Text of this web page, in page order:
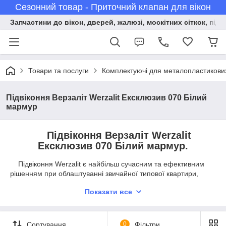
Сезонний товар - Приточний клапан для вікон
Запчастини до вікон, дверей, жалюзі, москітних сіткок,
Товари та послуги Комплектуючі для
Підвіконня Верзаліт Werzalit Ексклюзив 070 Білий
мармур
Підвіконня Верзаліт Werzalit
Ексклюзив 070 Білий мармур.
Підвіконня Werzalit є найбільш сучасним та ефективним
рішенням при облаштуванні звичайної типової квартири,
значимого об'єкта. Вікна, обрамлені підвіконням Верзалит, є
довговічності. До сьогоднішнього дня не існує аналогів даних
виробів. Адже саме підвіконня Верзалит органічно поєднав у
Показати все
Сортування 0 Фільтри